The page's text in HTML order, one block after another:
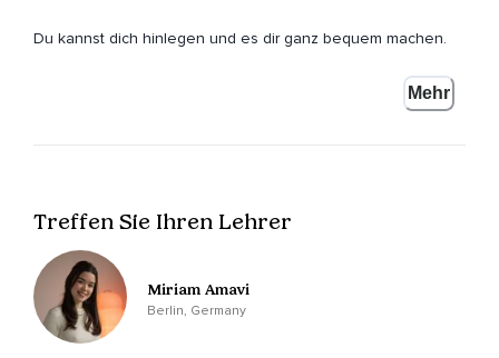
Du kannst dich hinlegen und es dir ganz bequem machen.
Kannst du deine Augen schließen,
Die sonst so treu und liebevoll für dich sehen.
Einmal tief einatmen,
Ausatmen,
Mehr
Treffen Sie Ihren Lehrer
Miriam Amavi
Berlin, Germany